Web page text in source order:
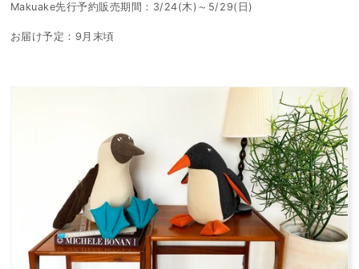
Makuake先行予約販売期間：3/24(木)～5/29(日)
お届け予定：9月末頃